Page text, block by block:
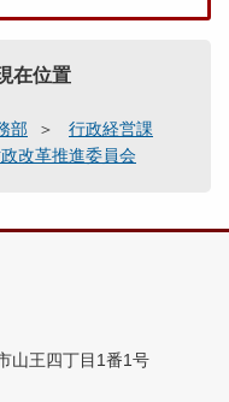
在位置
部
行政経営課
改革推進委員会
山王四丁目1番1号